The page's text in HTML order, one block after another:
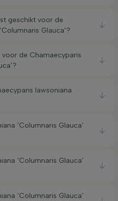
geschikt voor de
Glauca’?
de Chamaecyparis
lawsoniana
‘Columnaris Glauca’
‘Columnaris Glauca’
‘Columnaris Glauca’